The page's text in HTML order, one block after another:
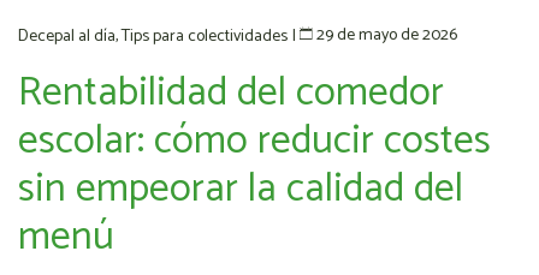
Decepal al día,Tips para colectividades| 29 de mayo de 2026
Rentabilidad del comedor
escolar: cómo reducir costes
sin empeorar la calidad del
menú